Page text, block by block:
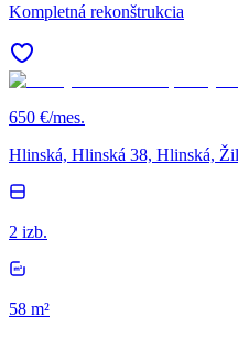
Kompletná rekonštrukcia
650 €/mes.
Hlinská, Hlinská 38, Hlinská,
2 izb.
58 m²